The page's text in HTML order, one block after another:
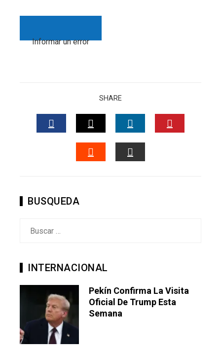
Informar un error
SHARE
FACEBOOKTWITTERLINKEDIN
BUSQUEDA
INTERNACIONAL
Pekín Confirma La Visita
Oficial De Trump Esta
Semana